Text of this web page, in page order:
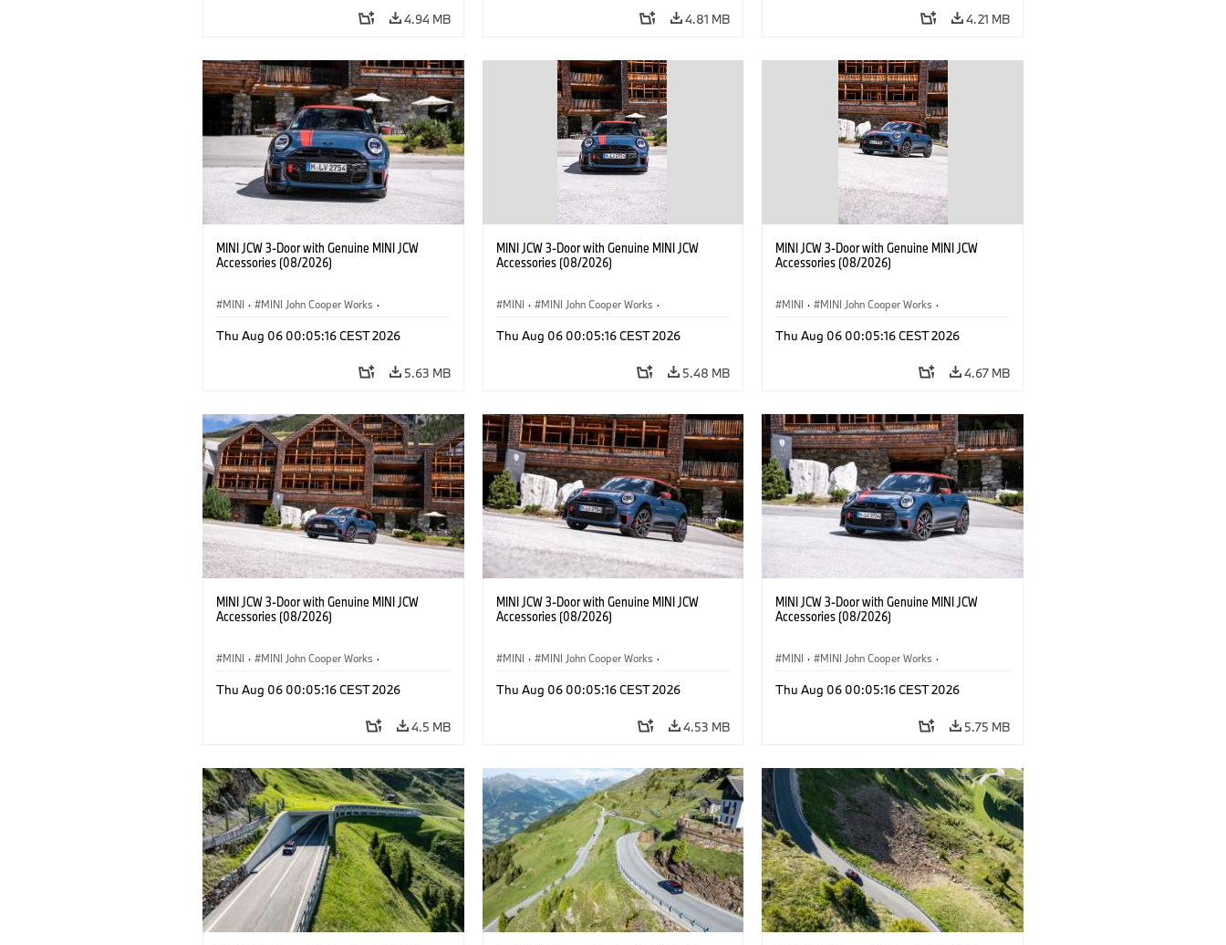
4.94 MB 4.81 MB 4.21 MB
MINI JCW 3-Door with Genuine MINI JCW
Accessories (08/2026)
MINI · MINI John Cooper Works ·
Optional Extras, Accessories
Thu Aug 06 00:05:16 CEST 2026
5.63 MB
MINI JCW 3-Door with Genuine MINI JCW
Accessories (08/2026)
MINI · MINI John Cooper Works ·
Optional Extras, Accessories
Thu Aug 06 00:05:16 CEST 2026
5.48 MB
MINI JCW 3-Door with Genuine MINI JCW
Accessories (08/2026)
MINI · MINI John Cooper Works ·
Optional Extras, Accessories
Thu Aug 06 00:05:16 CEST 2026
4.67 MB
MINI JCW 3-Door with Genuine MINI JCW
Accessories (08/2026)
MINI · MINI John Cooper Works ·
Optional Extras, Accessories
Thu Aug 06 00:05:16 CEST 2026
4.5 MB
MINI JCW 3-Door with Genuine MINI JCW
Accessories (08/2026)
MINI · MINI John Cooper Works ·
Optional Extras, Accessories
Thu Aug 06 00:05:16 CEST 2026
4.53 MB
MINI JCW 3-Door with Genuine MINI JCW
Accessories (08/2026)
MINI · MINI John Cooper Works ·
Optional Extras, Accessories
Thu Aug 06 00:05:16 CEST 2026
5.75 MB